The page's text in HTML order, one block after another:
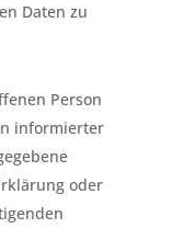
Daten zu
Person
informierter
oder